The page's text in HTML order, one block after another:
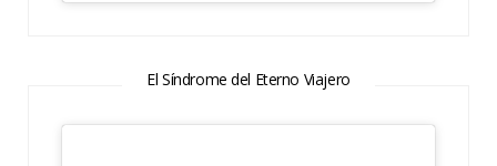
El Síndrome del Eterno Viajero